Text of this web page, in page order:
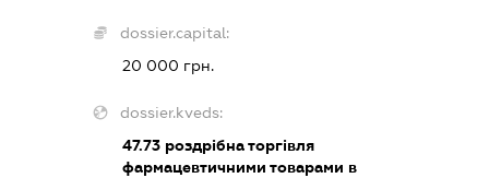
dossier.capital:
20 000 грн.
dossier.kveds:
47.73роздрібна торгівля
фармацевтичними товарами в